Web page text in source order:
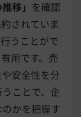
移」 を確認
されていま
うことがで
用です。売
安全性を分
ことで、企
かを把握す